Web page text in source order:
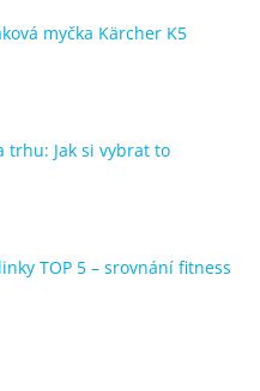
myčka Kärcher K5
trhu: Jak si vybrat to
TOP 5 – srovnání fitness